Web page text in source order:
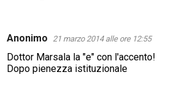
Anonimo 21 marzo 2014 alle ore 12:55
Dottor Marsala la "e" con l'accento!
Dopo pienezza istituzionale